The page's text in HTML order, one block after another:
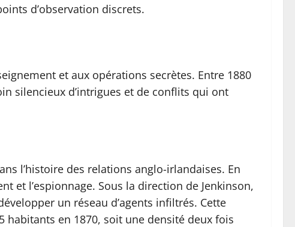
d’observation discrets.
et aux opérations secrètes. Entre 1880
silencieux d’intrigues et de conflits qui ont
l’histoire des relations anglo-irlandaises. En
et l’espionnage. Sous la direction de Jenkinson,
un réseau d’agents infiltrés. Cette
en 1870, soit une densité deux fois